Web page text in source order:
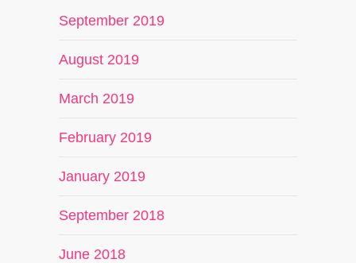
September 2019
August 2019
March 2019
February 2019
January 2019
September 2018
June 2018